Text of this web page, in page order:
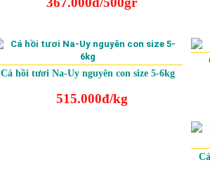
Cá hồi tươi Na-Uy nguyên con size 5-6kg
515.000đ/kg